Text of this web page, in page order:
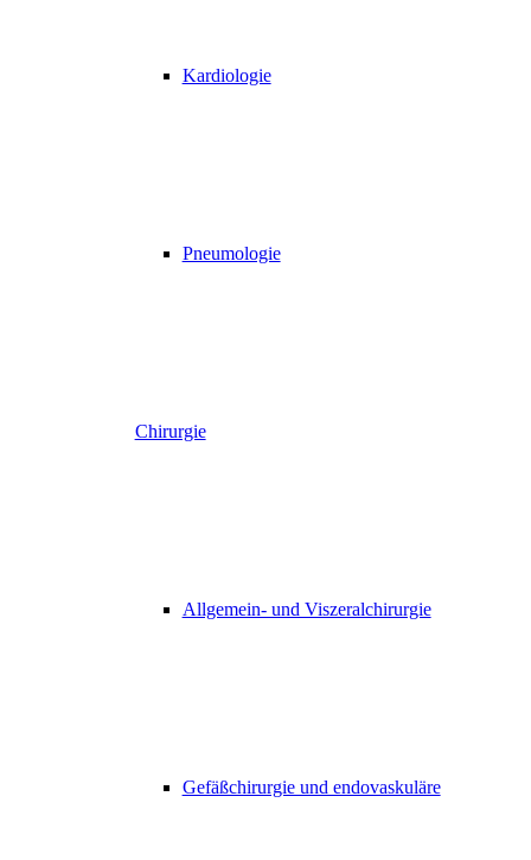
Kardiologie
Pneumologie
Chirurgie
Allgemein- und Viszeralchirurgie
Gefäßchirurgie und endovaskuläre